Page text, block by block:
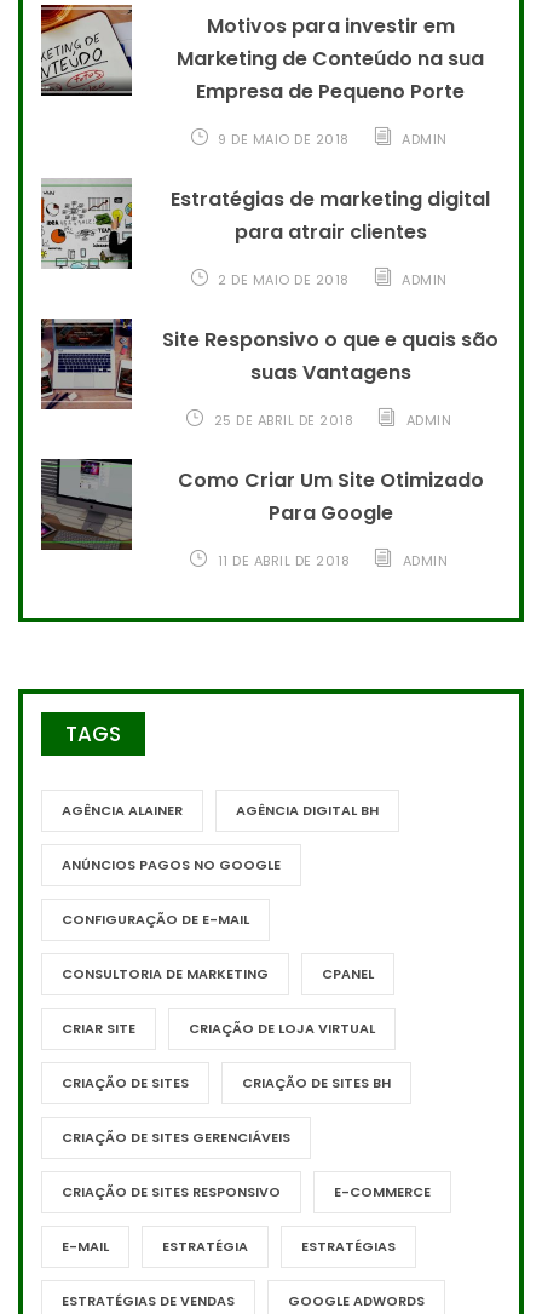
Motivos para investir em
Marketing de Conteúdo na sua
Empresa de Pequeno Porte
9 DE MAIO DE 2018 ADMIN
Estratégias de marketing digital
para atrair clientes
2 DE MAIO DE 2018 ADMIN
Site Responsivo o que e quais são
suas Vantagens
25 DE ABRIL DE 2018 ADMIN
Como Criar Um Site Otimizado
Para Google
11 DE ABRIL DE 2018 ADMIN
TAGS
AGÊNCIA ALAINER AGÊNCIA DIGITAL BH
ANÚNCIOS PAGOS NO GOOGLE
CONFIGURAÇÃO DE E-MAIL
CONSULTORIA DE MARKETING CPANEL
CRIAR SITE CRIAÇÃO DE LOJA VIRTUAL
CRIAÇÃO DE SITES CRIAÇÃO DE SITES BH
CRIAÇÃO DE SITES GERENCIÁVEIS
CRIAÇÃO DE SITES RESPONSIVO E-COMMERCE
E-MAIL ESTRATÉGIA ESTRATÉGIAS
ESTRATÉGIAS DE VENDAS GOOGLE ADWORDS